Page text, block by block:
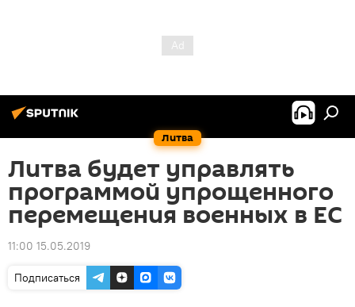
Литва
Литва будет управлять
программой упрощенного
перемещения военных в ЕС
11:00 15.05.2019
Подписаться